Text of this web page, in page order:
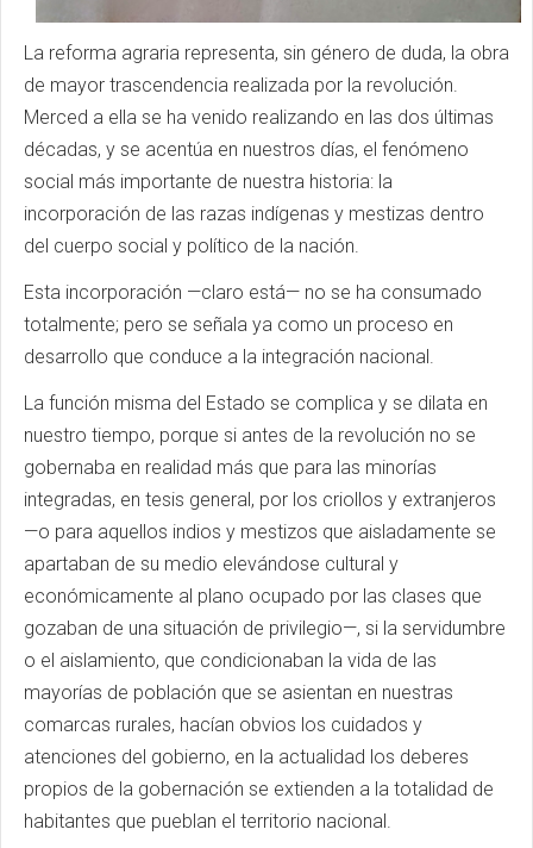
La reforma agraria representa, sin género de duda, la obra
de mayor trascendencia realizada por la revolución.
Merced a ella se ha venido realizando en las dos últimas
décadas, y se acentúa en nuestros días, el fenómeno
social más importante de nuestra historia: la
incorporación de las razas indígenas y mestizas dentro
del cuerpo social y político de la nación.
Esta incorporación —claro está— no se ha consumado
totalmente; pero se señala ya como un proceso en
desarrollo que conduce a la integración nacional.
La función misma del Estado se complica y se dilata en
nuestro tiempo, porque si antes de la revolución no se
gobernaba en realidad más que para las minorías
integradas, en tesis general, por los criollos y extranjeros
—o para aquellos indios y mestizos que aisladamente se
apartaban de su medio elevándose cultural y
económicamente al plano ocupado por las clases que
gozaban de una situación de privilegio—, si la servidumbre
o el aislamiento, que condicionaban la vida de las
mayorías de población que se asientan en nuestras
comarcas rurales, hacían obvios los cuidados y
atenciones del gobierno, en la actualidad los deberes
propios de la gobernación se extienden a la totalidad de
habitantes que pueblan el territorio nacional.